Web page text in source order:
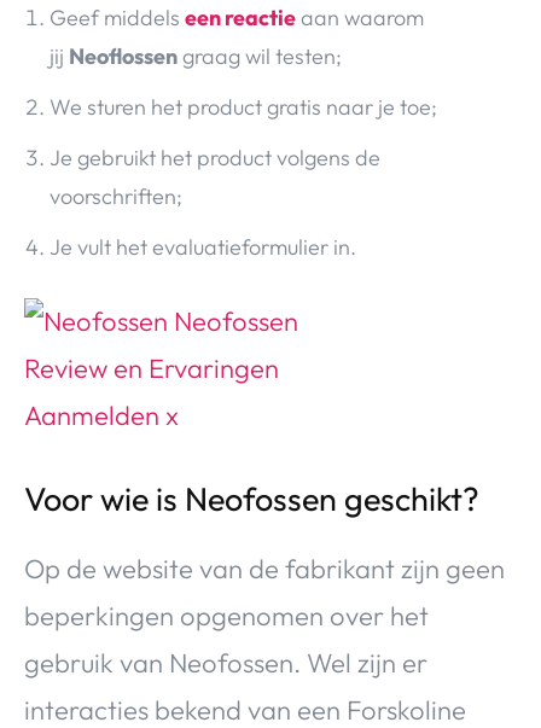
Geef middels een reactieaan waarom
jij Neoflossengraag wil testen;
We sturen het product gratis naar je toe;
Je gebruikt het product volgens de
voorschriften;
Je vult het evaluatieformulier in.
Voor wie is Neofossen geschikt?
Op de website van de fabrikant zijn geen
beperkingen opgenomen over het
gebruik van Neofossen. Wel zijn er
interacties bekend van een Forskoline